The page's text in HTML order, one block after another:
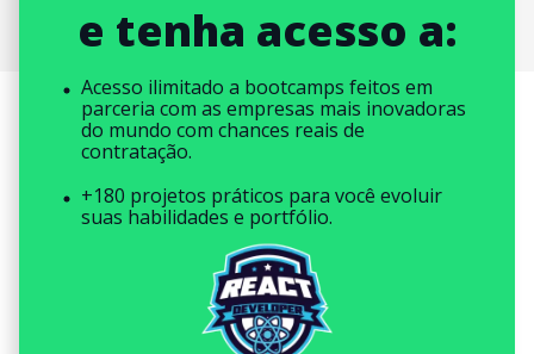
e tenha acesso a:
Acesso ilimitado a bootcamps feitos em
parceria com as empresas mais inovadoras
do mundo com chances reais de
contratação.
+180 projetos práticos para você evoluir
suas habilidades e portfólio.